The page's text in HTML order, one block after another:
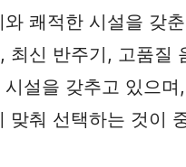
쾌적한 시설을 갖
신 반주기, 고품질
설을 갖추고 있으
춰 선택하는 것이